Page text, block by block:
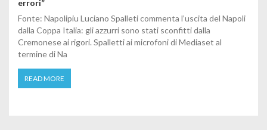
errori”
Fonte: Napolipiu Luciano Spalleti commenta l’uscita del Napoli
dalla Coppa Italia: gli azzurri sono stati sconfitti dalla
Cremonese ai rigori. Spalletti ai microfoni di Mediaset al
termine di Na
READ MORE